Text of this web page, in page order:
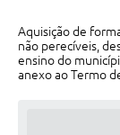
Jornal
Agenda
Aquisição de
não perecíveis,
ensino do
anexo ao Termo